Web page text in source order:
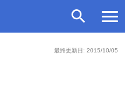
最終更新日: 2015/10/05